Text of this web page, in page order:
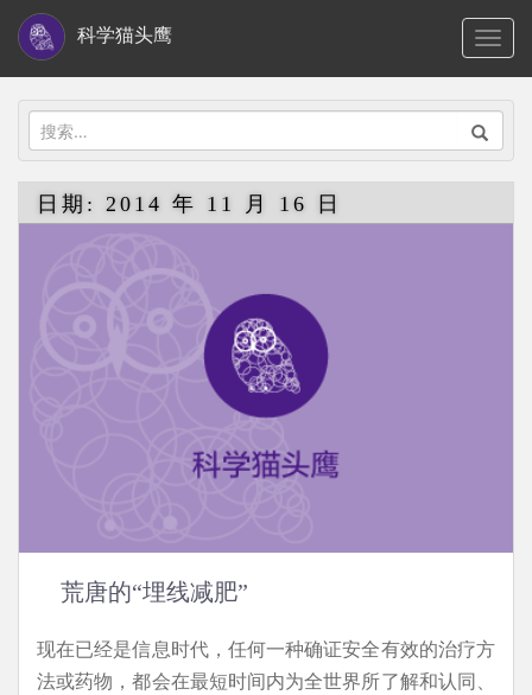
i
科学猫头鹰
搜
索：
日期: 2014 年 11 月 16 日
荒唐的“埋线减肥”
现在已经是信息时代，任何一种确证安全有效的治疗方
法或药物，都会在最短时间内为全世界所了解和认同、